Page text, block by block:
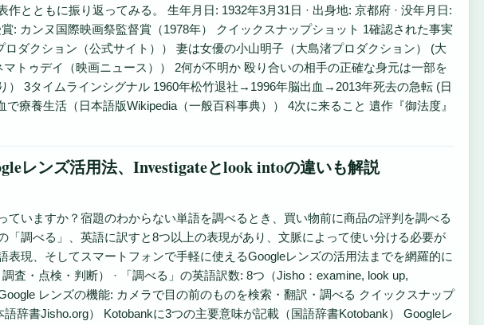
とともに振り返ってみる。 生年月日: 1932年3月31日 · 出身地: 京都府 · 没年月日:
: カンヌ国際映画祭監督賞（1978年） クイックスナップショット 1確認された事実
ダクション（公式サイト）） 妻は女優の小山明子（大島渚プロダクション） (大
トゥデイ（映画ニュース）） 2何が不明か 殴り合いの相手の正確な身元は一部を
） 3タイムラインシグナル 1960年松竹退社→1996年脳出血→2013年死去の急転 (日
療養生活（日本語版Wikipedia（一般百科事典）） 4次に来ること 遺作『御法度』
レンズ活用法、Investigateとlook intoの違いも解説
ていますか？宿題のわからない単語を調べるとき、買い物前に商品の評判を調べる
「調べる」、英語に訳すと8つ以上の表現があり、文脈によって使い分ける必要が
現、そしてスマートフォンで手軽に使えるGoogleレンズの活用法までを網羅的に
査・点検・判断） · 「調べる」の英語訳数: 8つ（Jisho：examine, look up,
レンズの機能: カメラで目の前のものを検索・翻訳・調べる クイックスナップ
辞書Jisho.org） Kotobankに3つの主要意味が記載（国語辞書Kotobank） Googleレ